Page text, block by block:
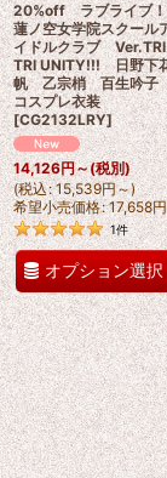
20%off ラブライブ！
蓮ノ空女学院スクール
イドルクラブ Ver.TRI
TRI UNITY!!! 日野下
帆 乙宗梢 百生吟
コスプレ衣装
[CG2132LRY]
14,126円～(税別)
(税込: 15,539円～)
希望小売価格: 17,658円
1件
オプション選択